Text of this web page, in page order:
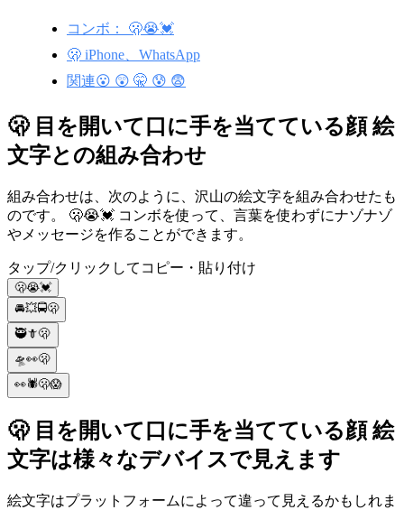
コンボ： 🫢😭💓
🫢 iPhone、WhatsApp
関連😮 😲 🤫 😰 😨
🫢 目を開いて口に手を当てている顔 絵
文字との組み合わせ
組み合わせは、次のように、沢山の絵文字を組み合わせたも
のです。 🫢😭💓 コンボを使って、言葉を使わずにナゾナゾ
やメッセージを作ることができます。
タップ/クリックしてコピー・貼り付け
🫢😭💓
🚘💥🚍🫢
🥷🗡🫢
🛸👀🫢
👀🕷🫢😱
🫢 目を開いて口に手を当てている顔 絵
文字は様々なデバイスで見えます
絵文字はプラットフォームによって違って見えるかもしれま